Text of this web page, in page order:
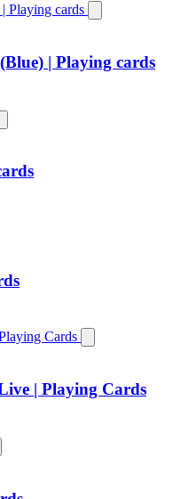
| Playing cards
| Playing Cards